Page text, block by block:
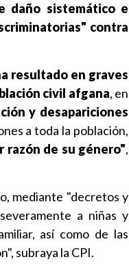
daño sistemático e
contra
resultado en graves
civil afgana, en
y desapariciones
a toda la población,
razón de su género",
mediante "decretos y
a niñas y
así como de las
subraya la CPI.